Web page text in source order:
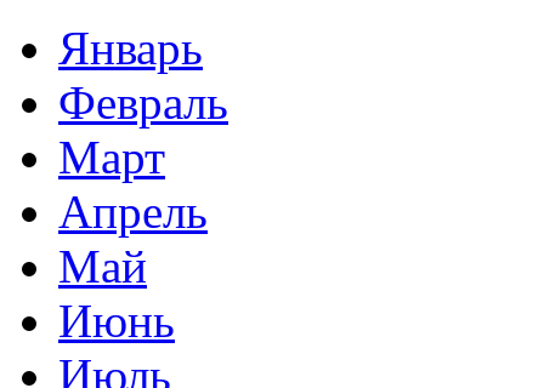
Январь
Февраль
Март
Апрель
Май
Июнь
Июль